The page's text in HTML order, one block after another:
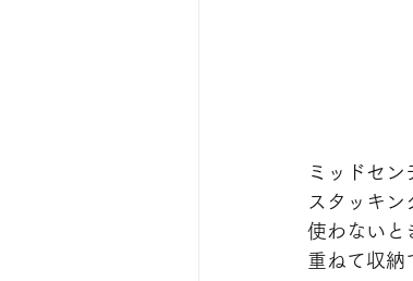
ミッドセン
スタッキン
使わないと
重ねて収納